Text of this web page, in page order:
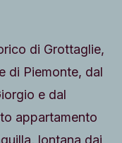
di Grottaglie,
di Piemonte, dal
e dal
appartamento